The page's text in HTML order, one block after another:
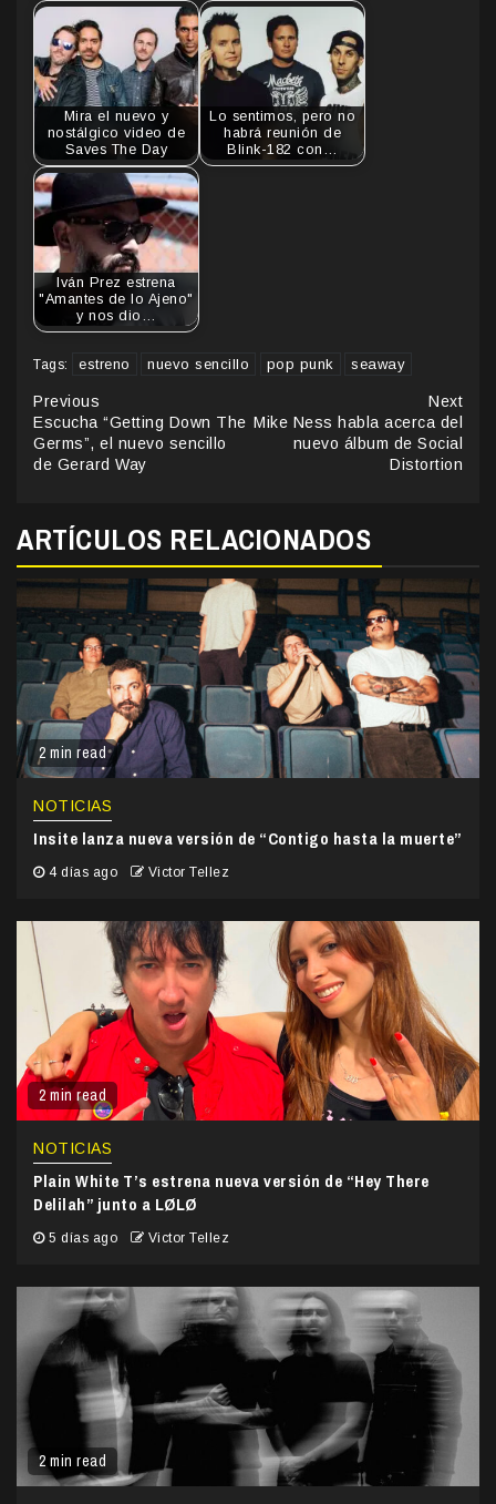
Mira el nuevo y
nostálgico video de
Saves The Day
Lo sentimos, pero no
habrá reunión de
Blink-182 con…
Iván Prez estrena
"Amantes de lo Ajeno"
y nos dio…
Tags: estreno nuevo sencillo pop punk seaway
Continue
Reading
Previous
Escucha “Getting Down The
Germs”, el nuevo sencillo
de Gerard Way
Next
Mike Ness habla acerca del
nuevo álbum de Social
Distortion
ARTÍCULOS RELACIONADOS
2 min read
NOTICIAS
Insite lanza nueva versión de “Contigo hasta la muerte”
4 días ago Victor Tellez
2 min read
NOTICIAS
Plain White T’s estrena nueva versión de “Hey There
Delilah” junto a LØLØ
5 días ago Victor Tellez
2 min read